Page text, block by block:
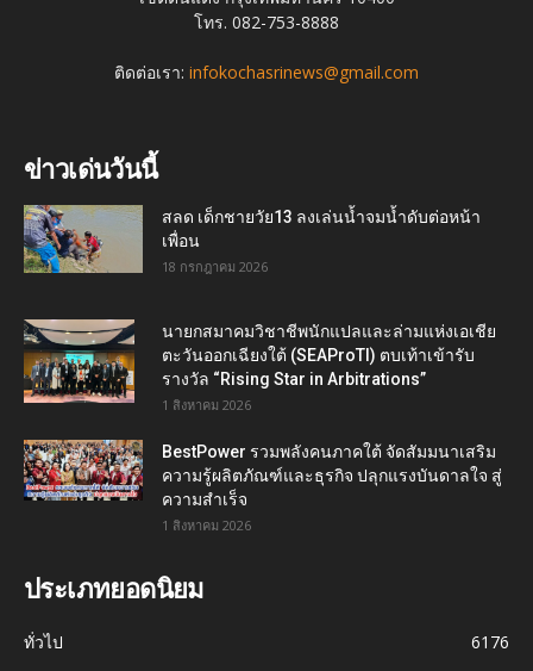
โทร. 082-753-8888
ติดต่อเรา: infokochasrinews@gmail.com
ข่าวเด่นวันนี้
สลด เด็กชายวัย13 ลงเล่นน้ำจมน้ำดับต่อหน้า
เพื่อน
18 กรกฎาคม 2026
นายกสมาคมวิชาชีพนักแปลและล่ามแห่งเอเชีย
ตะวันออกเฉียงใต้ (SEAProTI) ตบเท้าเข้ารับ
รางวัล “Rising Star in Arbitrations”
1 สิงหาคม 2026
BestPower รวมพลังคนภาคใต้ จัดสัมมนาเสริม
ความรู้ผลิตภัณฑ์และธุรกิจ ปลุกแรงบันดาลใจ สู่
ความสำเร็จ
1 สิงหาคม 2026
ประเภทยอดนิยม
ทั่วไป
6176